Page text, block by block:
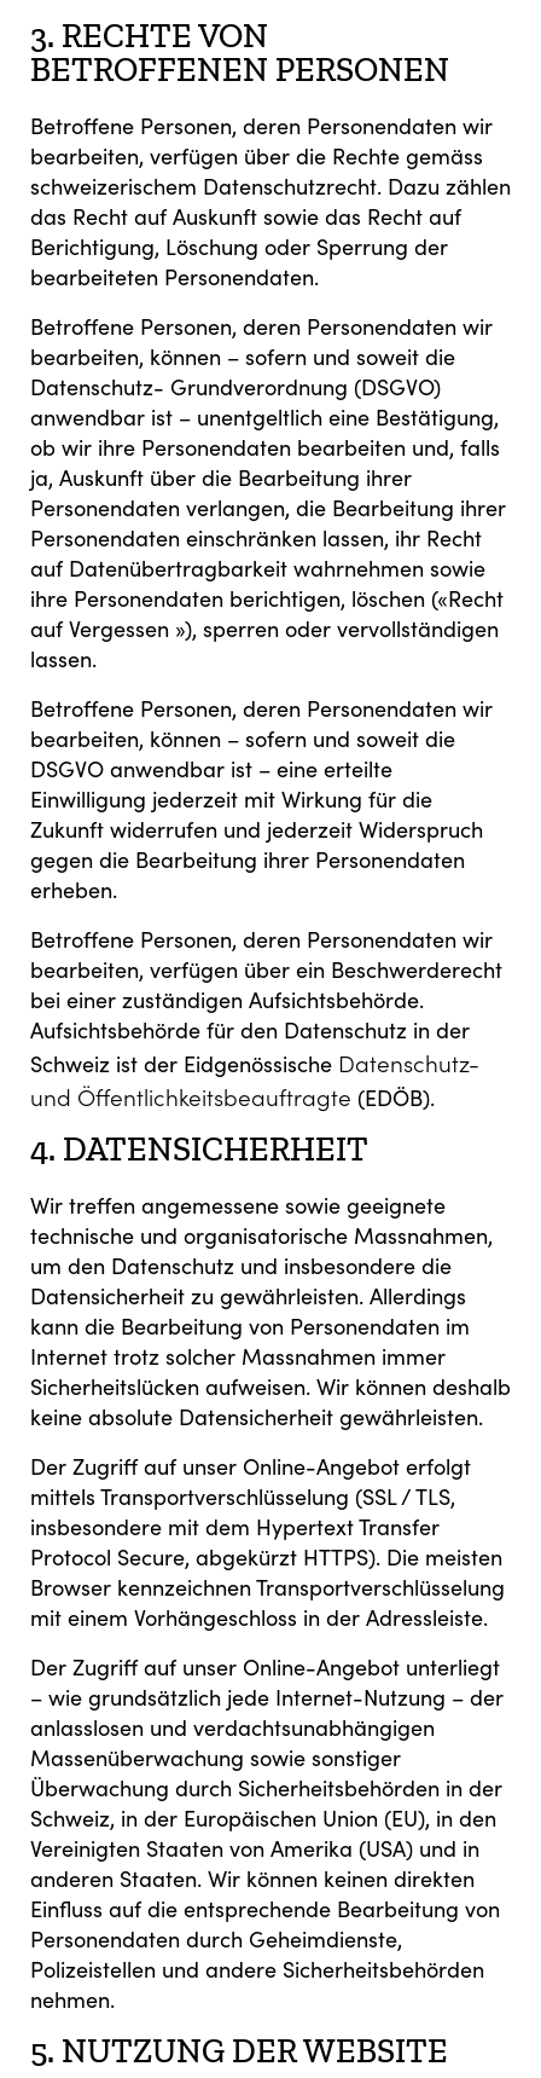
3. RECHTE VON
BETROFFENEN PERSONEN
Betroffene Personen, deren Personendaten wir
bearbeiten, verfügen über die Rechte gemäss
schweizerischem Datenschutzrecht. Dazu zählen
das Recht auf Auskunft sowie das Recht auf
Berichtigung, Löschung oder Sperrung der
bearbeiteten Personendaten.
Betroffene Personen, deren Personendaten wir
bearbeiten, können – sofern und soweit die
Datenschutz- Grundverordnung (DSGVO)
anwendbar ist – unentgeltlich eine Bestätigung,
ob wir ihre Personendaten bearbeiten und, falls
ja, Auskunft über die Bearbeitung ihrer
Personendaten verlangen, die Bearbeitung ihrer
Personendaten einschränken lassen, ihr Recht
auf Datenübertragbarkeit wahrnehmen sowie
ihre Personendaten berichtigen, löschen («Recht
auf Vergessen »), sperren oder vervollständigen
lassen.
Betroffene Personen, deren Personendaten wir
bearbeiten, können – sofern und soweit die
DSGVO anwendbar ist – eine erteilte
Einwilligung jederzeit mit Wirkung für die
Zukunft widerrufen und jederzeit Widerspruch
gegen die Bearbeitung ihrer Personendaten
erheben.
Betroffene Personen, deren Personendaten wir
bearbeiten, verfügen über ein Beschwerderecht
bei einer zuständigen Aufsichtsbehörde.
Aufsichtsbehörde für den Datenschutz in der
Schweiz ist der Eidgenössische Datenschutz-
und Öffentlichkeitsbeauftragte (EDÖB).
4. DATENSICHERHEIT
Wir treffen angemessene sowie geeignete
technische und organisatorische Massnahmen,
um den Datenschutz und insbesondere die
Datensicherheit zu gewährleisten. Allerdings
kann die Bearbeitung von Personendaten im
Internet trotz solcher Massnahmen immer
Sicherheitslücken aufweisen. Wir können deshalb
keine absolute Datensicherheit gewährleisten.
Der Zugriff auf unser Online-Angebot erfolgt
mittels Transportverschlüsselung (SSL / TLS,
insbesondere mit dem Hypertext Transfer
Protocol Secure, abgekürzt HTTPS). Die meisten
Browser kennzeichnen Transportverschlüsselung
mit einem Vorhängeschloss in der Adressleiste.
Der Zugriff auf unser Online-Angebot unterliegt
– wie grundsätzlich jede Internet-Nutzung – der
anlasslosen und verdachtsunabhängigen
Massenüberwachung sowie sonstiger
Überwachung durch Sicherheitsbehörden in der
Schweiz, in der Europäischen Union (EU), in den
Vereinigten Staaten von Amerika (USA) und in
anderen Staaten. Wir können keinen direkten
Einfluss auf die entsprechende Bearbeitung von
Personendaten durch Geheimdienste,
Polizeistellen und andere Sicherheitsbehörden
nehmen.
5. NUTZUNG DER WEBSITE